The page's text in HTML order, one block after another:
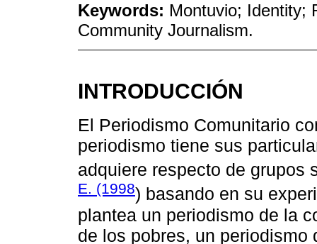
Keywords: Montuvio; Identity;
Community Journalism.
INTRODUCCIÓN
El Periodismo Comunitario
periodismo tiene sus
adquiere respecto de
E. (1998) basando en su
plantea un periodismo de la
de los pobres, un